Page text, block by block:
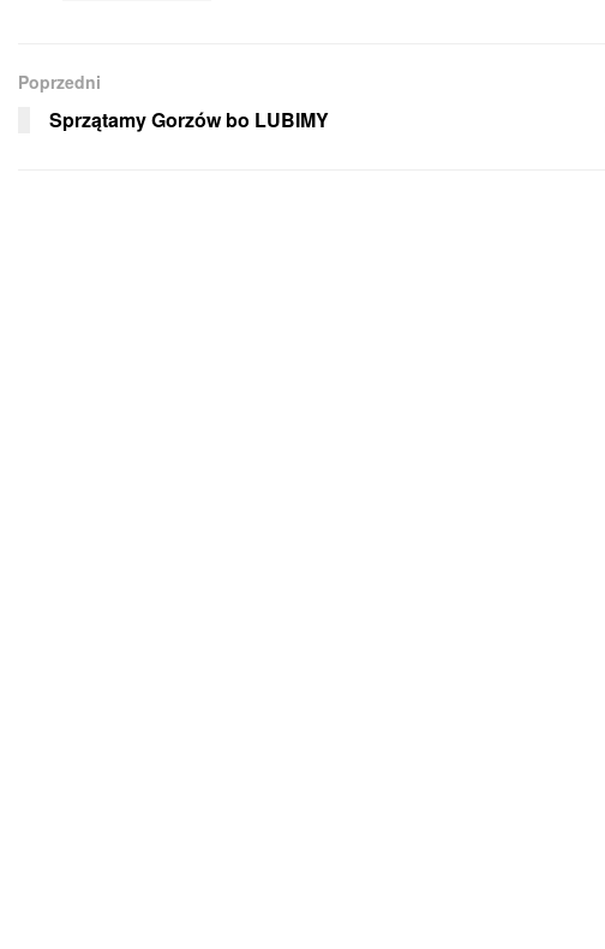
Poprzedni
Sprzątamy Gorzów bo LUBIMY